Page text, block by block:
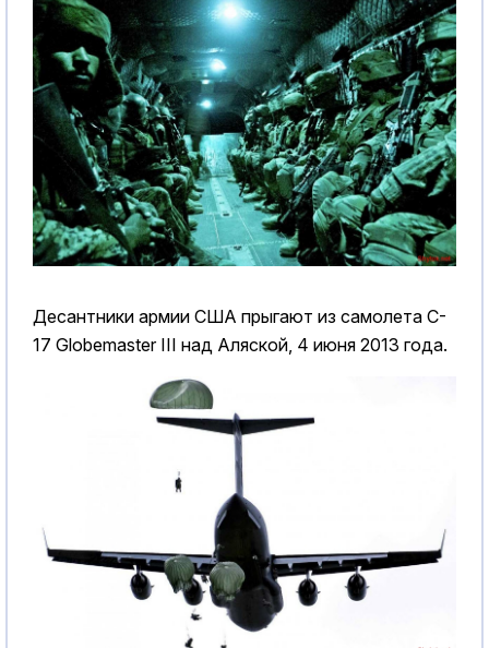
Десантники армии США прыгают из самолета C-
17 Globemaster III над Аляской, 4 июня 2013 года.